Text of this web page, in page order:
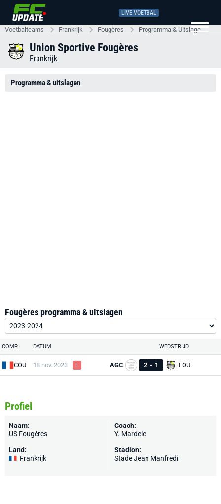
LIVE VOETBAL
Voetbalteams Frankrijk Fougères Programma & Uitslagen
Union Sportive Fougères
Frankrijk
Programma & uitslagen
Fougères programma & uitslagen
COMP. DATUM WEDSTRIJD
COU 18 nov. 2023 L AGC 2 - 1 FOU
Profiel
Naam:
US Fougères
Land:
Frankrijk
Coach:
Y. Mardele
Stadion:
Stade Jean Manfredi